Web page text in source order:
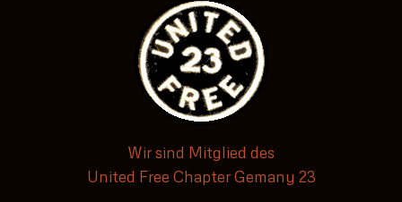
Wir sind Mitglied des
United Free Chapter Gemany 23